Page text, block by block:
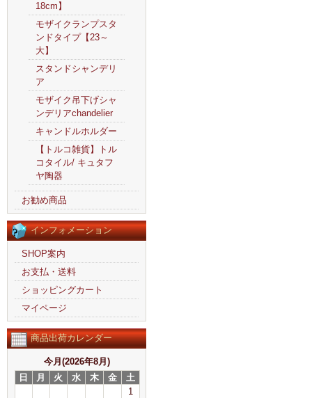
18cm】
モザイクランプスタ
ンドタイプ【23～
大】
スタンドシャンデリ
ア
モザイク吊下げシャ
ンデリアchandelier
キャンドルホルダー
【トルコ雑貨】トル
コタイル/ キュタフ
ヤ陶器
お勧め商品
インフォメーション
SHOP案内
お支払・送料
ショッピングカート
マイページ
商品出荷カレンダー
今月(2026年8月)
日
月 火 水 木 金
土
1